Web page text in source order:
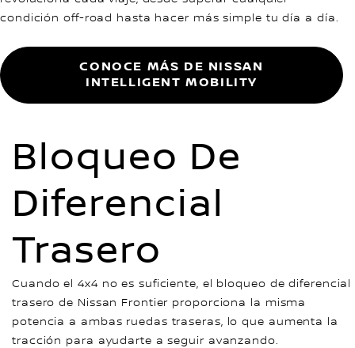
condición off-road hasta hacer más simple tu día a día.
CONOCE MÁS DE NISSAN
INTELLIGENT MOBILITY
Bloqueo De
Diferencial
Trasero
Cuando el 4x4 no es suficiente, el bloqueo de diferencial
trasero de Nissan Frontier proporciona la misma
potencia a ambas ruedas traseras, lo que aumenta la
tracción para ayudarte a seguir avanzando.